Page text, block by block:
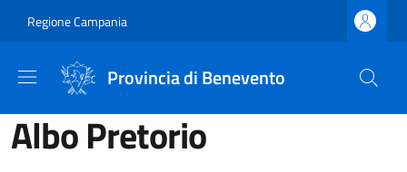
Regione Campania
Provincia di Benevento
Albo Pretorio